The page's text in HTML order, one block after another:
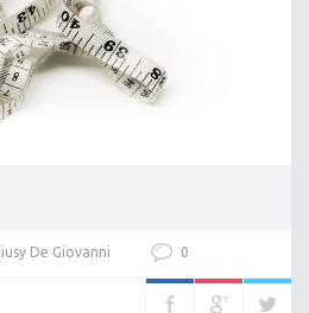
De Giovanni 0